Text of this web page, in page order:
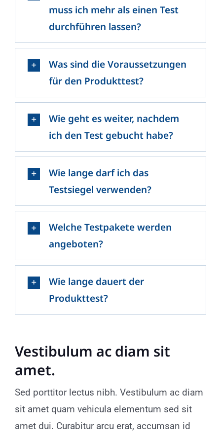
muss ich mehr als einen Test
durchführen lassen?
Was sind die Voraussetzungen
für den Produkttest?
Wie geht es weiter, nachdem
ich den Test gebucht habe?
Wie lange darf ich das
Testsiegel verwenden?
Welche Testpakete werden
angeboten?
Wie lange dauert der
Produkttest?
Vestibulum ac diam sit
amet.
Sed porttitor lectus nibh. Vestibulum ac diam
sit amet quam vehicula elementum sed sit
amet dui. Curabitur arcu erat, accumsan id